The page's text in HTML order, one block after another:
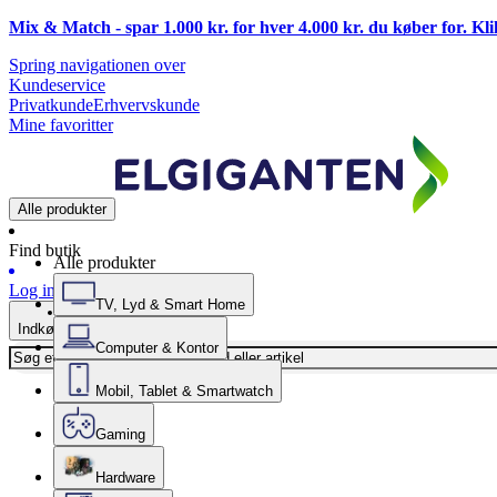
Mix & Match - spar 1.000 kr. for hver 4.000 kr. du køber for.
Spring navigationen over
Kundeservice
PrivatkundeErhvervskunde
Mine favoritter
Alle produkter
Find butik
Log ind
Indkøbskurv
Alle produkter
TV, Lyd & Smart Home
Computer & Kontor
Mobil, Tablet & Smartwatch
Gaming
Hardware